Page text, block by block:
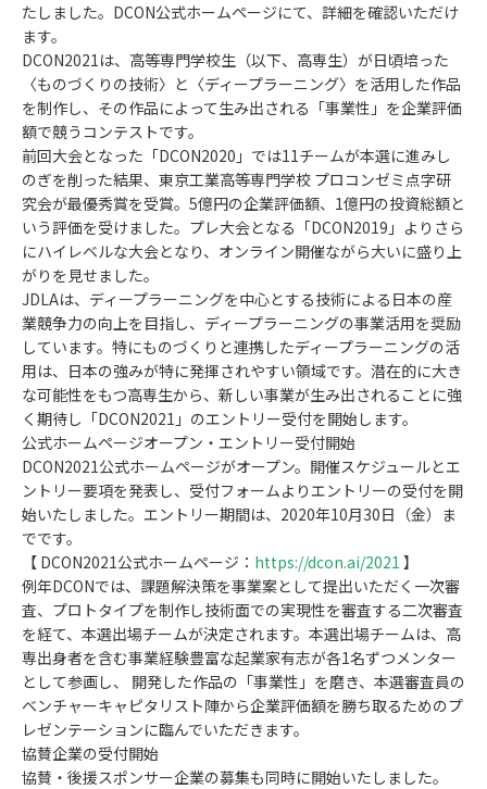
たしました。DCON公式ホームページにて、詳細を確認いただけ
ます。
DCON2021は、高等専門学校生（以下、高専生）が日頃培った
〈ものづくりの技術〉と〈ディープラーニング〉を活用した作品
を制作し、その作品によって生み出される「事業性」を企業評価
額で競うコンテストです。
前回大会となった「DCON2020」では11チームが本選に進みし
のぎを削った結果、東京工業高等専門学校 プロコンゼミ点字研
究会が最優秀賞を受賞。5億円の企業評価額、1億円の投資総額と
いう評価を受けました。プレ大会となる「DCON2019」よりさら
にハイレベルな大会となり、オンライン開催ながら大いに盛り上
がりを見せました。
JDLAは、ディープラーニングを中心とする技術による日本の産
業競争力の向上を目指し、ディープラーニングの事業活用を奨励
しています。特にものづくりと連携したディープラーニングの活
用は、日本の強みが特に発揮されやすい領域です。潜在的に大き
な可能性をもつ高専生から、新しい事業が生み出されることに強
く期待し「DCON2021」のエントリー受付を開始します。
公式ホームページオープン・エントリー受付開始
DCON2021公式ホームページがオープン。開催スケジュールとエ
ントリー要項を発表し、受付フォームよりエントリーの受付を開
始いたしました。エントリー期間は、2020年10月30日（金）ま
でです。
【 DCON2021公式ホームページ： https://dcon.ai/2021 】
例年DCONでは、課題解決策を事業案として提出いただく一次審
査、プロトタイプを制作し技術面での実現性を審査する二次審査
を経て、本選出場チームが決定されます。本選出場チームは、高
専出身者を含む事業経験豊富な起業家有志が各1名ずつメンター
として参画し、 開発した作品の「事業性」を磨き、本選審査員の
ベンチャーキャピタリスト陣から企業評価額を勝ち取るためのプ
レゼンテーションに臨んでいただきます。
協賛企業の受付開始
協賛・後援スポンサー企業の募集も同時に開始いたしました。